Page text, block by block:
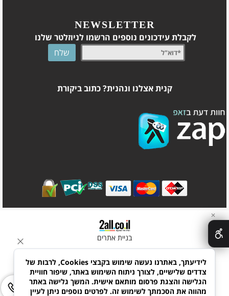
NEWSLETTER
לקבלת עידכונים נוספים הרשמו לניוזלטר שלנו
קנית אצלנו ונהנית? כתוב ביקורת
בניית אתרים
✕
לידיעתך, באתרנו נעשה שימוש בקבצי Cookies, לרבות של
צדדים שלישיים, לצורך ניתוח השימוש באתר, שיפור חוויית
הגלישה והצגת פרסום מותאם אישית. המשך גלישה באתר
מהווה את הסכמתך לשימוש זה. לפרטים נוספים ניתן לעיין